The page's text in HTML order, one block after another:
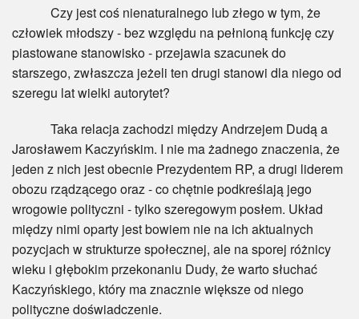
BlogAiD
Zaproszenia
Czy jest coś nienaturalnego lub złego w tym, że
człowiek młodszy - bez względu na pełnioną funkcję czy
piastowane stanowisko - przejawia szacunek do
starszego, zwłaszcza jeżeli ten drugi stanowi dla niego od
szeregu lat wielki autorytet?
Taka relacja zachodzi między Andrzejem Dudą a
Jarosławem Kaczyńskim. I nie ma żadnego znaczenia, że
jeden z nich jest obecnie Prezydentem RP, a drugi liderem
obozu rządzącego oraz - co chętnie podkreślają jego
wrogowie polityczni - tylko szeregowym posłem. Układ
między nimi oparty jest bowiem nie na ich aktualnych
pozycjach w strukturze społecznej, ale na sporej różnicy
wieku i głębokim przekonaniu Dudy, że warto słuchać
Kaczyńskiego, który ma znacznie większe od niego
polityczne doświadczenie.